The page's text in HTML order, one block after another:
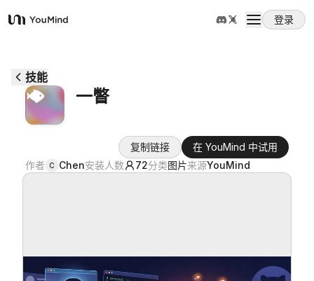
YouMind
登录
使用案例
技能
一瞥
复制链接
在 YouMind 中试用
作者 C Chen安装人数 72分类图片来源YouMind